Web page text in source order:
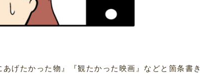
げたかった物』『観たかった映画』などと箇条書き